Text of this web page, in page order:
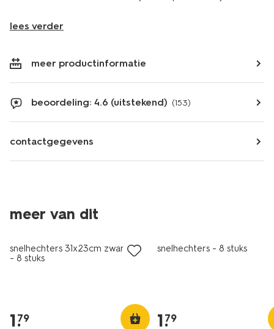
lees verder
meer productinformatie
beoordeling: 4.6 (uitstekend) (153)
contactgegevens
meer van dit
snelhechters 31x23cm zwart-wit
- 8 stuks
1.
79
snelhechters - 8 stuks
1.
79